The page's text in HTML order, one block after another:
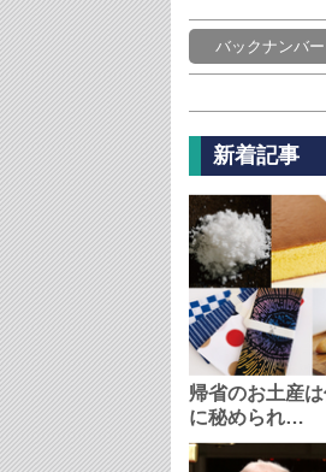
バックナンバー
新着記事
帰省のお土産
に秘められ…